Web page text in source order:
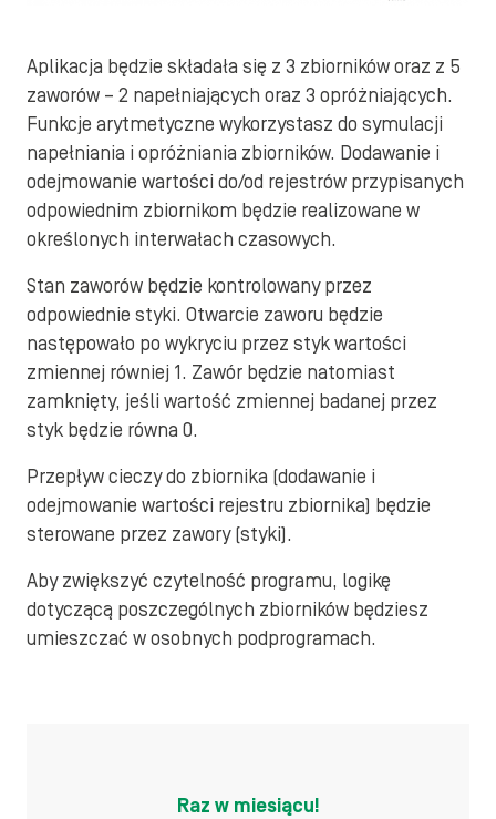
Aplikacja będzie składała się z 3 zbiorników oraz z 5
zaworów – 2 napełniających oraz 3 opróżniających.
Funkcje arytmetyczne wykorzystasz do symulacji
napełniania i opróżniania zbiorników. Dodawanie i
odejmowanie wartości do/od rejestrów przypisanych
odpowiednim zbiornikom będzie realizowane w
określonych interwałach czasowych.
Stan zaworów będzie kontrolowany przez
odpowiednie styki. Otwarcie zaworu będzie
następowało po wykryciu przez styk wartości
zmiennej równiej 1. Zawór będzie natomiast
zamknięty, jeśli wartość zmiennej badanej przez
styk będzie równa 0.
Przepływ cieczy do zbiornika (dodawanie i
odejmowanie wartości rejestru zbiornika) będzie
sterowane przez zawory (styki).
Aby zwiększyć czytelność programu, logikę
dotyczącą poszczególnych zbiorników będziesz
umieszczać w osobnych podprogramach.
Raz w miesiącu!